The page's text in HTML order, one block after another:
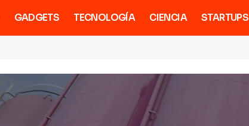
GADGETS TECNOLOGÍA CIENCIA STARTUPS